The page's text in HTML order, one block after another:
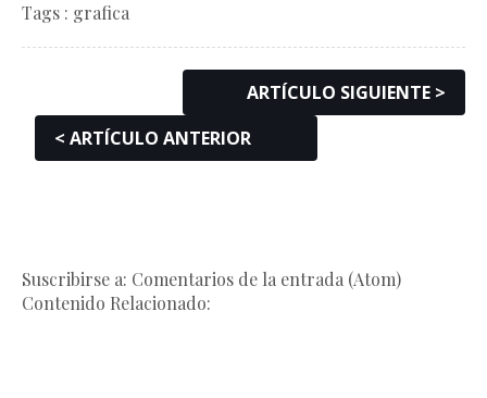
Tags : grafica
ARTÍCULO SIGUIENTE >
< ARTÍCULO ANTERIOR
Suscribirse a: Comentarios de la entrada (Atom)
Contenido Relacionado: